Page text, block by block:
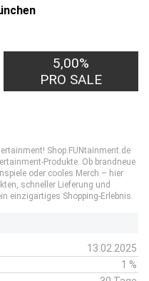
5,00%
PRO SALE
Shop.FUNtainment.de
Produkte. Ob brandneue
oder cooles Merch – hier
schneller Lieferung und
einzigartiges Shopping-Erlebnis.
13.02.2025
1 %